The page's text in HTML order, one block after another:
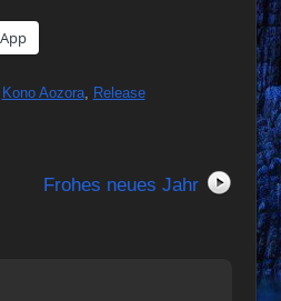
Kono Aozora, Release
Frohes neues Jahr